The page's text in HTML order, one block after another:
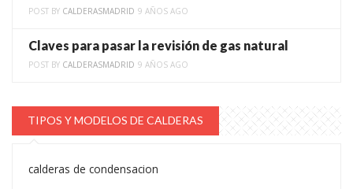
POST BY CALDERASMADRID 9 AÑOS AGO
Claves para pasar la revisión de gas natural
POST BY CALDERASMADRID 9 AÑOS AGO
TIPOS Y MODELOS DE CALDERAS
calderas de condensacion